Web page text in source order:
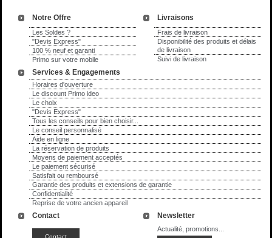
Notre Offre
Les Soldes ?
"Devis Express"
100 % neuf et garanti
Primo sur votre mobile
Livraisons
Frais de livraison
Disponibilité des produits et délais
de livraison
Suivi de livraison
Services & Engagements
Horaires d'ouverture
Le discount Primo ideo
Le choix
"Devis Express"
Tous les conseils pour bien choisir...
Le conseil personnalisé
Aide en ligne
La réservation de produits
Moyens de paiement acceptés
Le paiement sécurisé
Satisfait ou remboursé
Garantie des produits et extensions de garantie
Confidentialité
Reprise de votre ancien appareil
Contact Newsletter
Actualité, promotions...